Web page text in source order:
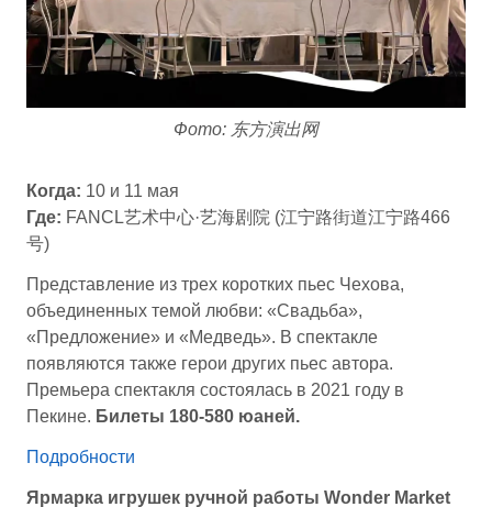
Фото: 东方演出网
Когда: 10 и 11 мая
Где: FANCL艺术中心·艺海剧院 (江宁路街道江宁路466
号)
Представление из трех коротких пьес Чехова,
объединенных темой любви: «Свадьба»,
«Предложение» и «Медведь». В спектакле
появляются также герои других пьес автора.
Премьера спектакля состоялась в 2021 году в
Пекине. Билеты 180-580 юаней.
Подробности
Ярмарка игрушек ручной работы Wonder Market